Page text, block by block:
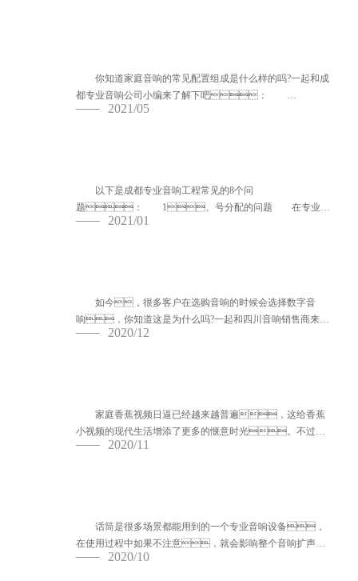
你知道家庭音响的常见配置组成是什么样的吗?一起和成
都专业音响公司小编来了解下吧：
1、音源：即...
2021/05
以下是成都专业音响工程常见的8个问
题： 1、号分配的问题 在专业音
响工程项目内设置有几组扬声...
2021/01
如今，很多客户在选购音响的时候会选择数字音
响，你知道这是为什么吗?一起和四川音响销售商来学
习下数...2020/12
家庭香蕉视频日逼已经越来越普遍，这给香蕉
小视频的现代生活增添了更多的惬意时光。不过家
庭香蕉视频日逼的K歌效果与KTV音...
2020/11
话筒是很多场景都能用到的一个专业音响设备，
在使用过程中如果不注意，就会影响整个音响扩声系
统的体验...2020/10